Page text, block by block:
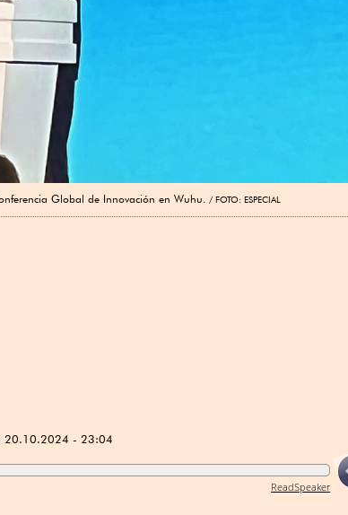
Global de Innovación en Wuhu. FOTO: ESPECIAL
20.10.2024 - 23:04
ReadSpeaker